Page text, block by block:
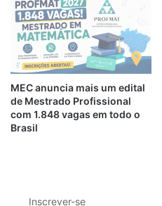
MEC anuncia mais um edital
de Mestrado Profissional
com 1.848 vagas em todo o
Brasil
Inscrever-se